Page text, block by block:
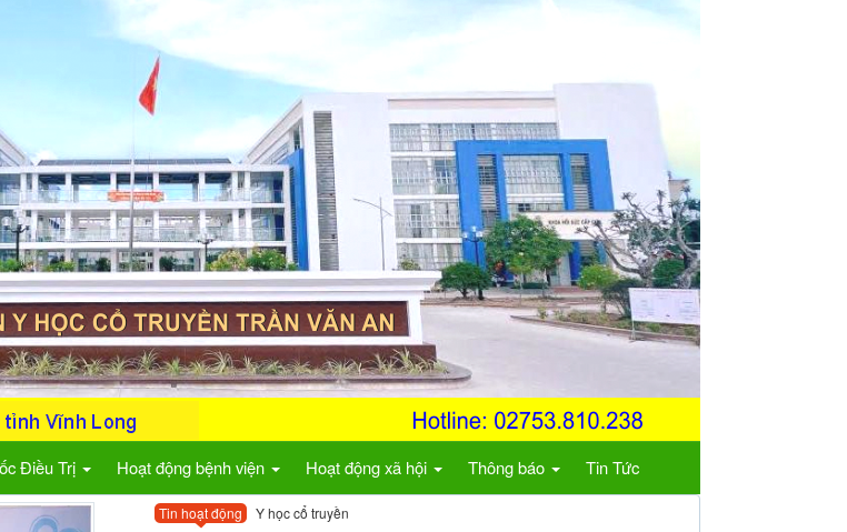
Điều Trị Hoạt động bệnh viện Hoạt động xã hội Thông báo Tin Tức
Tin hoạt động Y học cổ truyền